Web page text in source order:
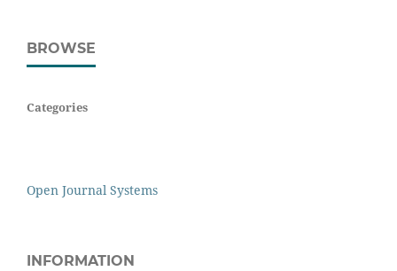
BROWSE
Categories
Open Journal Systems
INFORMATION